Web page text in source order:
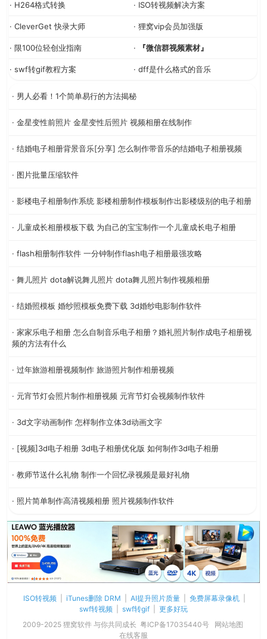
· H264格式转换 · ISO转视频解决方案
· CleverGet 快录大师 · 狸窝vip会员加强版
· 限100位轻创业指南 · 『微信群视频素材』
· swf转gif教程方案 · dff是什么格式的音乐
· 男人必看！1个简单易行的方法揭秘
· 金星变性前照片 金星变性后照片 视频相册在线制作
· 结婚电子相册背景音乐[分享] 怎么制作带音乐的结婚电子相册视频
· 图片批量压缩软件
· 影楼电子相册制作系统 影楼相册制作模板制作出影楼级别的电子相册
· 儿童成长相册模板下载 为自己的宝宝制作一个儿童成长电子相册
· flash相册制作软件 一分钟制作flash电子相册最强攻略
· 舞儿照片 dota解说舞儿照片 dota舞儿照片制作视频相册
· 结婚照模板 婚纱照模板免费下载 3d婚纱电影制作软件
· 家家乐电子相册 怎么自制音乐电子相册？婚礼照片制作成电子相册视
频的方法有什么
· 过年旅游相册视频制作 旅游照片制作相册视频
· 元宵节灯会照片制作相册视频 元宵节灯会视频制作软件
· 3d文字动画制作 怎样制作立体3d动画文字
· [视频]3d电子相册 3d电子相册优化版 如何制作3d电子相册
· 教师节送什么礼物 制作一个回忆录视频是最好礼物
· 照片简单制作高清视频相册 照片视频制作软件
ISO转视频 iTunes删除 DRM AI提升照片质量 免费屏幕录像机
swf转视频
swf转gif
更多好玩
2009-2025 狸窝软件 与你共同成长 粤ICP备17035440号
网站地图
在线客服